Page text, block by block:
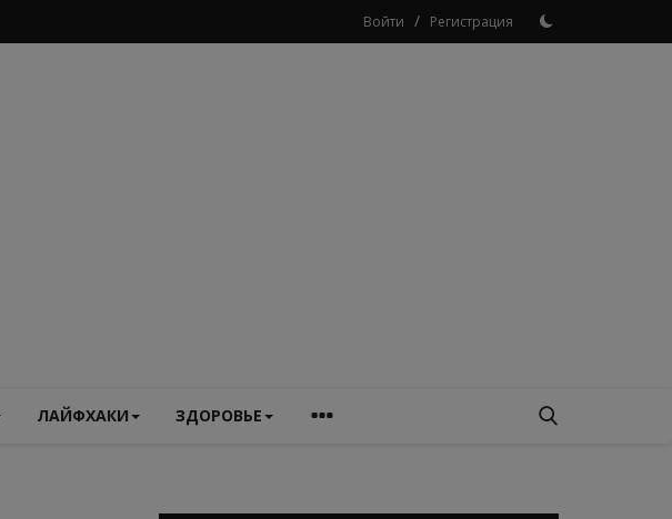
Войти / Регистрация
ЛАЙФХАКИ ЗДОРОВЬЕ